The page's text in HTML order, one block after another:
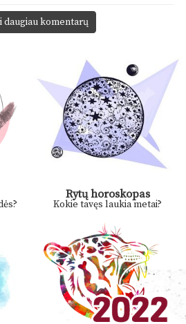
daugiau komentarų
Rytų horoskopas
Kokie tavęs laukia metai?